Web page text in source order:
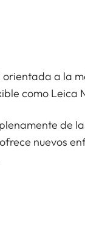
a la
como Leica
de
nuevos